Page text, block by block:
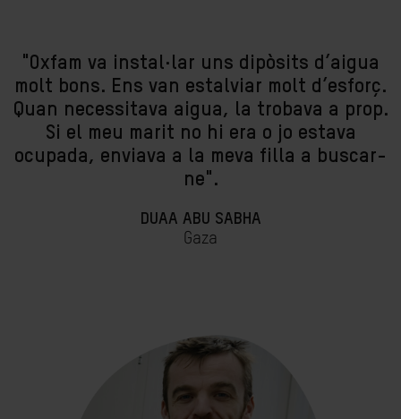
"Oxfam va instal·lar uns dipòsits d’aigua
molt bons. Ens van estalviar molt d’esforç.
Quan necessitava aigua, la trobava a prop.
Si el meu marit no hi era o jo estava
ocupada, enviava a la meva filla a buscar-
ne".
DUAA ABU SABHA
Gaza